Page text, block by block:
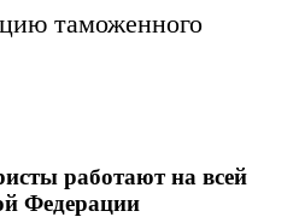
таможенного
работают на всей
Федерации